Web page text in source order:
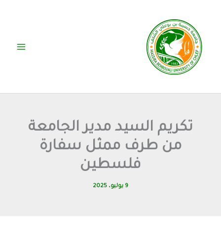
المحتوى
تكريم السيد مدير الجامعة
من طرف ممثل سفارة
فلسطين
9 يوليو، 2025